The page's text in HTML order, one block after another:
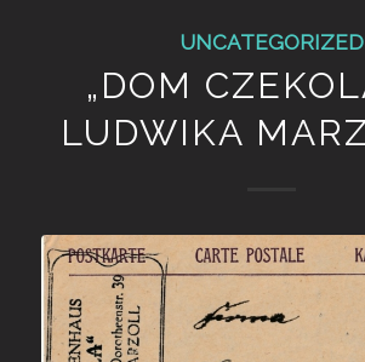
UNCATEGORIZED
„DOM
LUDWIKA